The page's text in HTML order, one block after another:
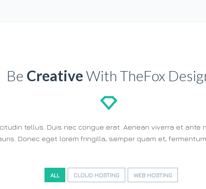
Be CreativeWith TheFox
tellus. Duis nec congue erat. Aenean viverra et
Donec eget lorem fringilla, semper quam et,
ALL CLOUD HOSTING WEB HOSTING